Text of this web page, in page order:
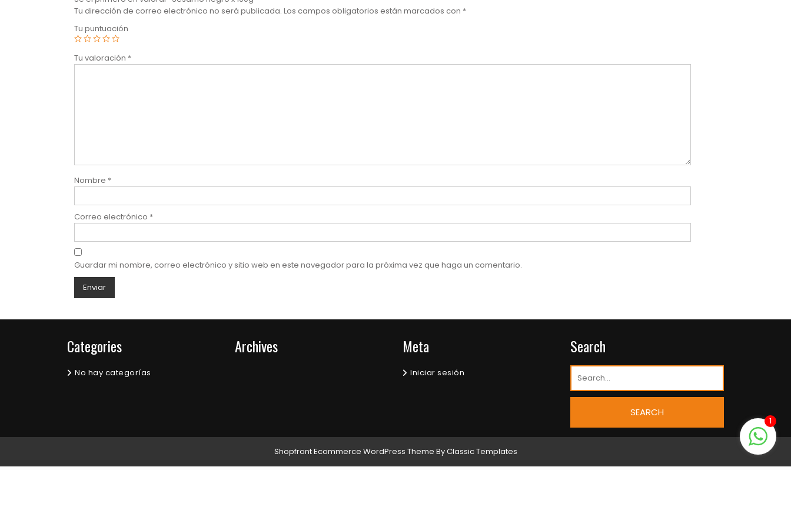
Tu dirección de correo electrónico no será publicada. Los campos obligatorios están marcados con *
Tu puntuación
Tu valoración *
Nombre *
Correo electrónico *
Guardar mi nombre, correo electrónico y sitio web en este navegador para la próxima vez que haga un comentario.
Categories
No hay categorías
Archives Meta
Iniciar sesión
Search
Shopfront Ecommerce WordPress Theme By Classic Templates
1